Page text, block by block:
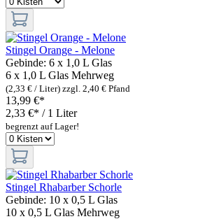
Stingel Orange - Melone
Gebinde: 6 x 1,0 L Glas
6 x 1,0 L Glas Mehrweg
(2,33 € / Liter) zzgl. 2,40 € Pfand
13,99 €*
2,33 €* / 1 Liter
begrenzt auf Lager!
Stingel Rhabarber Schorle
Gebinde: 10 x 0,5 L Glas
10 x 0,5 L Glas Mehrweg